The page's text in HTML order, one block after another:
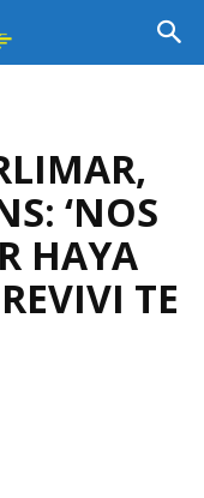
‘NOS
HAYA
TE